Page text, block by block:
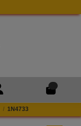
1N4733